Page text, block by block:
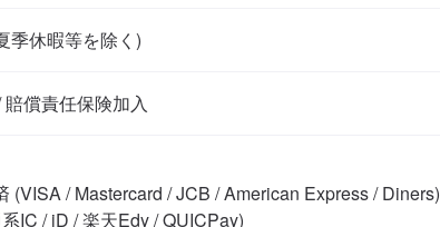
季休暇等を除く)
償責任保険加入
(VISA / Mastercard / JCB / American Express / Diners)
IC / iD / 楽天Edy / QUICPay)